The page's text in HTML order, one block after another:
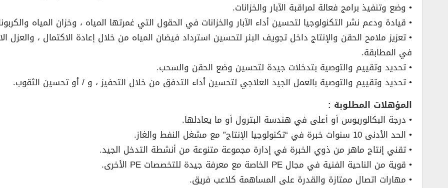
• وضع وتنفيذ برامج فعالة لمراقبة الآبار والخزانات.
• قيادة ودعم نشر التكنولوجيا لتحسين أداء الآبار والخزانات في الحقول التي غمرتها المياه ، وخزان المياه
• تعزيز ملامح الحقن والإنتاج داخل تجويف البئر لتحسين استرداد فيضان المياه من خلال إعادة الاكتمال ، والعزل
في المطابقة.
• تحديد وتقييم والتوصية بتدخلات جيدة لتحسين وضع الحقن والسحب.
• تحديد وتقييم والتوصية بالعمل الجيد العلاجي لتحسين أداء التدفق من خلال التحفيز ، و / أو تحسين الثقوب.
المؤهلات المطلوبة :
• درجة البكالوريوس أو أعلى في هندسة البترول أو ما يعادلها.
• الحد الأدنى 10 سنوات خبرة في “تكنولوجيا الإنتاج” مع مشغل النفط والغاز.
• تقني إنتاج ماهر من ذوي الخبرة في إدارة مجموعة متنوعة من أنشطة التدخل الجيد.
• قوية من الناحية الفنية في مجال PE الخاصة مع معرفة جيدة للتخصصات PE الأخرى.
• مهارات اتصال ممتازة والقدرة على المساهمة كلاعب فريق.